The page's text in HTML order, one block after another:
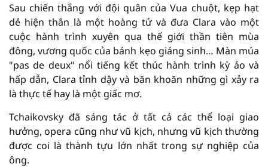
Sau chiến thắng với đội quân của Vua chuột, kẹp hạt
dẻ hiện thân là một hoàng tử và đưa Clara vào một
cuộc hành trình xuyên qua thế giới thần tiên mùa
đông, vương quốc của bánh kẹo giáng sinh… Màn múa
"pas de deux" nổi tiếng kết thúc hành trình kỳ ảo và
hấp dẫn, Clara tỉnh dậy và băn khoăn những gì xảy ra
là thực tế hay là một giấc mơ.
Tchaikovsky đã sáng tác ở tất cả các thể loại giao
hưởng, opera cũng như vũ kịch, nhưng vũ kịch thường
được coi là thành tựu lớn nhất trong sự nghiệp của
ông.